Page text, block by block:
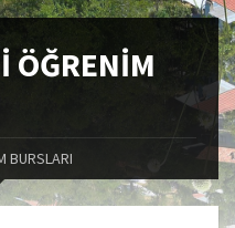
ÖĞRENİM
BURSLARI